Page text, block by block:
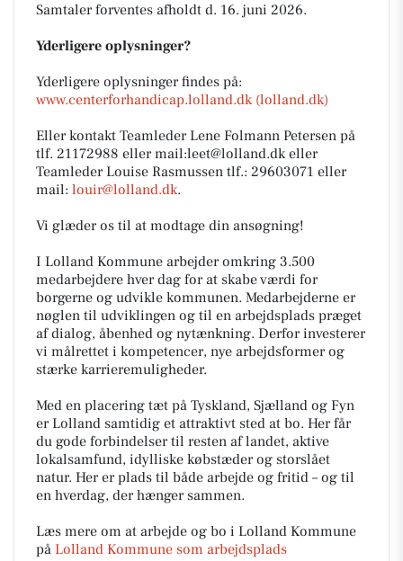
Samtaler forventes afholdt d. 16. juni 2026.
Yderligere oplysninger?
Yderligere oplysninger findes på:
www.centerforhandicap.lolland.dk (lolland.dk)
Eller kontakt Teamleder Lene Folmann Petersen på
tlf. 21172988 eller mail:leet@lolland.dk eller
Teamleder Louise Rasmussen tlf.: 29603071 eller
mail: louir@lolland.dk.
Vi glæder os til at modtage din ansøgning!
I Lolland Kommune arbejder omkring 3.500
medarbejdere hver dag for at skabe værdi for
borgerne og udvikle kommunen. Medarbejderne er
nøglen til udviklingen og til en arbejdsplads præget
af dialog, åbenhed og nytænkning. Derfor investerer
vi målrettet i kompetencer, nye arbejdsformer og
stærke karrieremuligheder.
Med en placering tæt på Tyskland, Sjælland og Fyn
er Lolland samtidig et attraktivt sted at bo. Her får
du gode forbindelser til resten af landet, aktive
lokalsamfund, idylliske købstæder og storslået
natur. Her er plads til både arbejde og fritid – og til
en hverdag, der hænger sammen.
Læs mere om at arbejde og bo i Lolland Kommune
på Lolland Kommune som arbejdsplads